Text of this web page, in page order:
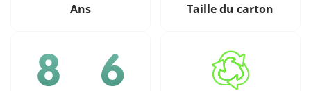
Ans Taille du carton